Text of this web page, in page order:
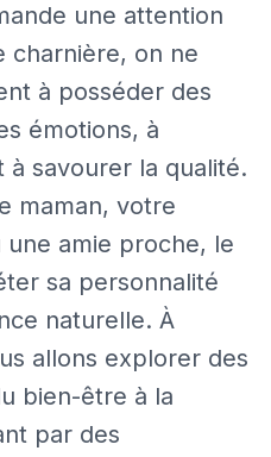
une attention
charnière, on ne
à posséder des
émotions, à
à savourer la qualité.
maman, votre
amie proche, le
sa personnalité
naturelle. À
allons explorer des
bien-être à la
par des